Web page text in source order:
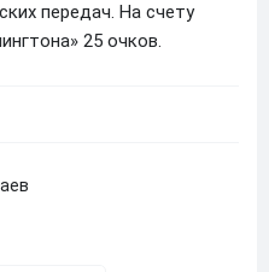
передач. На счету
25 очков.